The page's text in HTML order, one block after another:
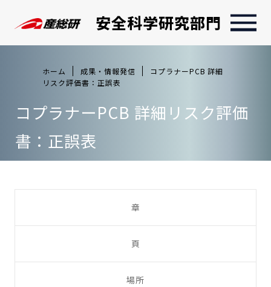
安全科学研究部門
ホーム 成果・情報発信
コプラナーPCB 詳細
リスク評価書：正誤表
コプラナーPCB 詳細リスク評価
書：正誤表
章
頁
場所